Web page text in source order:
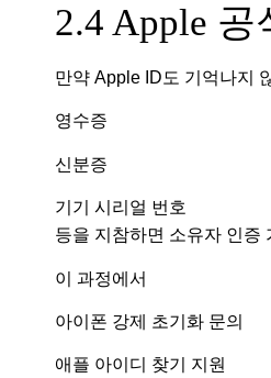
2.4 Apple
만약 Apple ID도 기억나지
영수증
신분증
기기 시리얼 번호
등을 지참하면 소유자 인증
이 과정에서
아이폰 강제 초기화 문의
애플 아이디 찾기 지원